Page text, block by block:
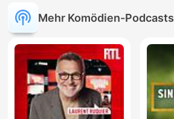
Mehr Komödien-Podcasts